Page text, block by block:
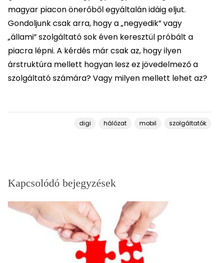
magyar piacon önerőből egyáltalán idáig eljut.
Gondoljunk csak arra, hogy a „negyedik” vagy
„állami” szolgáltató sok éven keresztül próbált a
piacra lépni. A kérdés már csak az, hogy ilyen
árstruktúra mellett hogyan lesz ez jövedelmező a
szolgáltató számára? Vagy milyen mellett lehet az?
digi hálózat mobil szolgáltatók
Kapcsolódó bejegyzések